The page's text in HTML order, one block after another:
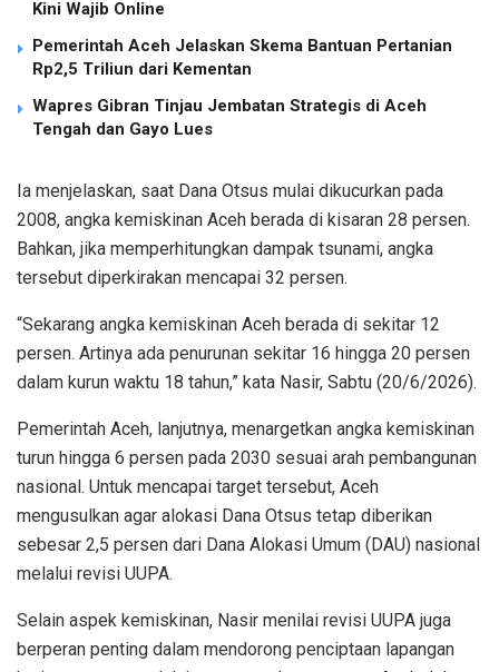
Kini Wajib Online
Pemerintah Aceh Jelaskan Skema Bantuan Pertanian
Rp2,5 Triliun dari Kementan
Wapres Gibran Tinjau Jembatan Strategis di Aceh
Tengah dan Gayo Lues
Ia menjelaskan, saat Dana Otsus mulai dikucurkan pada
2008, angka kemiskinan Aceh berada di kisaran 28 persen.
Bahkan, jika memperhitungkan dampak tsunami, angka
tersebut diperkirakan mencapai 32 persen.
“Sekarang angka kemiskinan Aceh berada di sekitar 12
persen. Artinya ada penurunan sekitar 16 hingga 20 persen
dalam kurun waktu 18 tahun,” kata Nasir, Sabtu (20/6/2026).
Pemerintah Aceh, lanjutnya, menargetkan angka kemiskinan
turun hingga 6 persen pada 2030 sesuai arah pembangunan
nasional. Untuk mencapai target tersebut, Aceh
mengusulkan agar alokasi Dana Otsus tetap diberikan
sebesar 2,5 persen dari Dana Alokasi Umum (DAU) nasional
melalui revisi UUPA.
Selain aspek kemiskinan, Nasir menilai revisi UUPA juga
berperan penting dalam mendorong penciptaan lapangan